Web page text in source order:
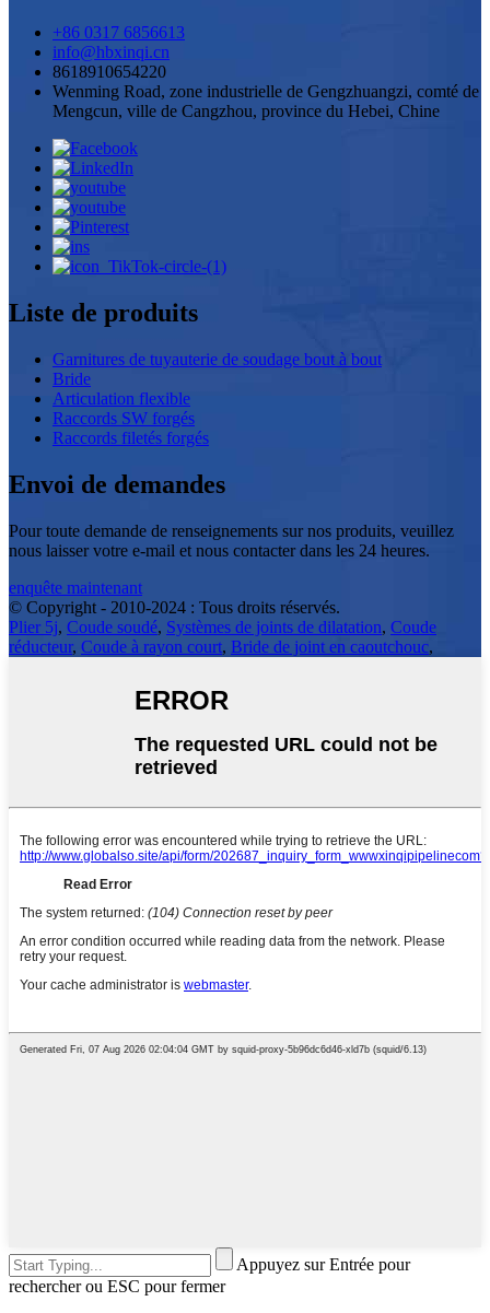
+86 0317 6856613
info@hbxinqi.cn
8618910654220
Wenming Road, zone industrielle de Gengzhuangzi, comté de
Mengcun, ville de Cangzhou, province du Hebei, Chine
Liste de produits
Garnitures de tuyauterie de soudage bout à bout
Bride
Articulation flexible
Raccords SW forgés
Raccords filetés forgés
Envoi de demandes
Pour toute demande de renseignements sur nos produits, veuillez
nous laisser votre e-mail et nous contacter dans les 24 heures.
enquête maintenant
© Copyright - 2010-2024 : Tous droits réservés.
Plier 5j, Coude soudé, Systèmes de joints de dilatation, Coude
réducteur, Coude à rayon court, Bride de joint en caoutchouc,
Appuyez sur Entrée pour
rechercher ou ESC pour fermer